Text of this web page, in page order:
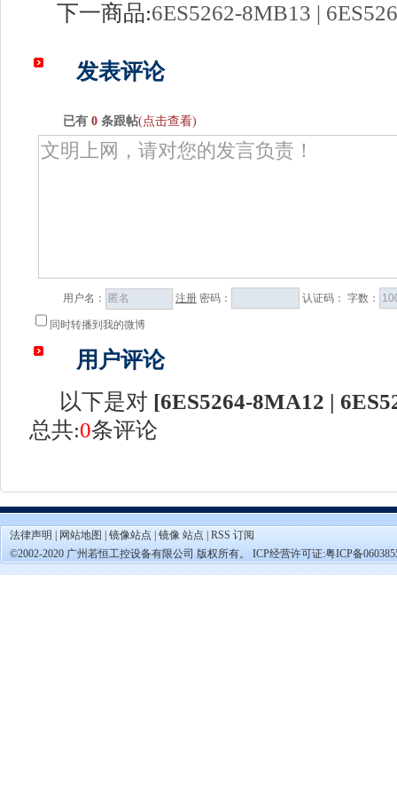
下一商品:6ES5262-8MB13 |
发表评论
已有 0 条跟帖(点击查看)
用户名： 注册 密码： 认证码： 字数：
同时转播到我的微博
用户评论
以下是对 [6ES5264-8MA12 |
总共:0条评论
法律声明 网站地图 镜像站点 镜像 站点
RSS 订阅
©2002-2020 广州若恒工控设备有限公司 版权所有。 ICP经营许可证:粤ICP备